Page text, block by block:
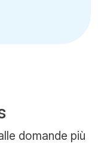
domande più